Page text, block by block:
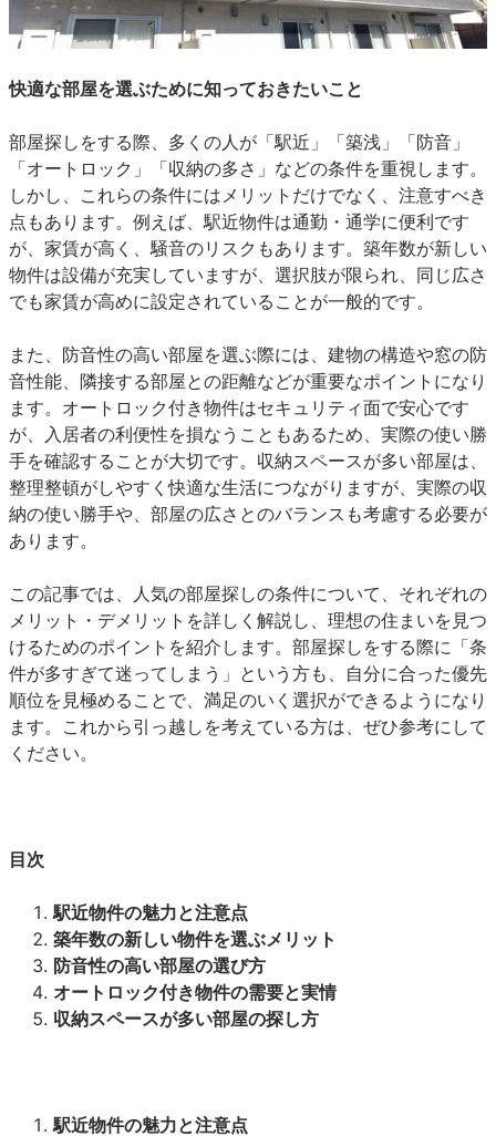
快適な部屋を選ぶために知っておきたいこと
部屋探しをする際、多くの人が「駅近」「築浅」「防音」
「オートロック」「収納の多さ」などの条件を重視します。
しかし、これらの条件にはメリットだけでなく、注意すべき
点もあります。例えば、駅近物件は通勤・通学に便利です
が、家賃が高く、騒音のリスクもあります。築年数が新しい
物件は設備が充実していますが、選択肢が限られ、同じ広さ
でも家賃が高めに設定されていることが一般的です。
また、防音性の高い部屋を選ぶ際には、建物の構造や窓の防
音性能、隣接する部屋との距離などが重要なポイントになり
ます。オートロック付き物件はセキュリティ面で安心です
が、入居者の利便性を損なうこともあるため、実際の使い勝
手を確認することが大切です。収納スペースが多い部屋は、
整理整頓がしやすく快適な生活につながりますが、実際の収
納の使い勝手や、部屋の広さとのバランスも考慮する必要が
あります。
この記事では、人気の部屋探しの条件について、それぞれの
メリット・デメリットを詳しく解説し、理想の住まいを見つ
けるためのポイントを紹介します。部屋探しをする際に「条
件が多すぎて迷ってしまう」という方も、自分に合った優先
順位を見極めることで、満足のいく選択ができるようになり
ます。これから引っ越しを考えている方は、ぜひ参考にして
ください。
目次
駅近物件の魅力と注意点
築年数の新しい物件を選ぶメリット
防音性の高い部屋の選び方
オートロック付き物件の需要と実情
収納スペースが多い部屋の探し方
駅近物件の魅力と注意点